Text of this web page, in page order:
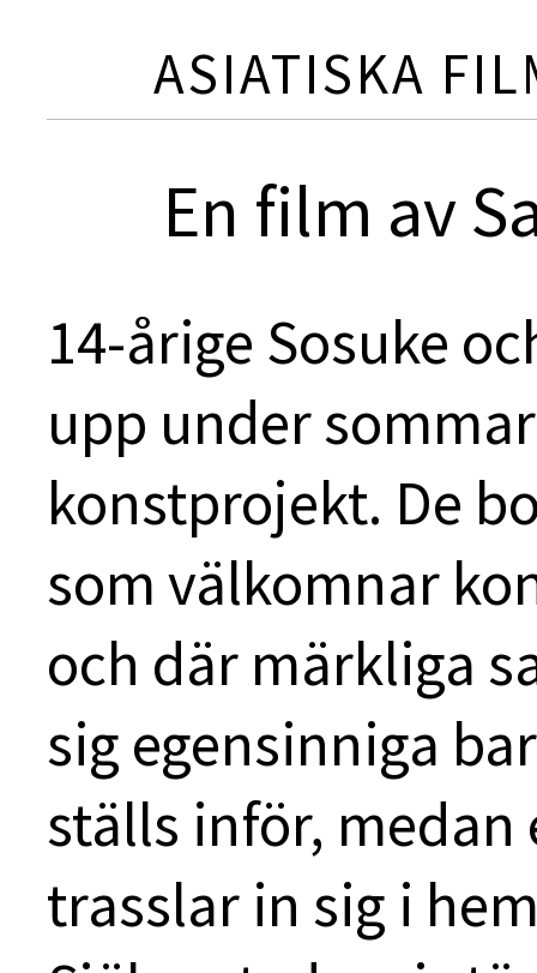
ASIATISKA
En film av
14-årige Sosuke
upp under
konstprojekt. De
som välkomnar
och där märkliga
sig egensinniga
ställs inför,
trasslar in sig i